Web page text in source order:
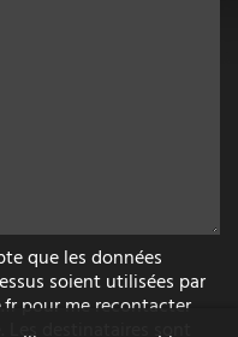
que les données
soient utilisées par
pour me recontacter
destinataires sont